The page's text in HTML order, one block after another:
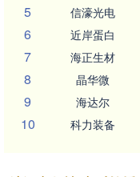
5 信濠光电
6 近岸蛋白
7 海正生材
8 晶华微
9 海达尔
10 科力装备